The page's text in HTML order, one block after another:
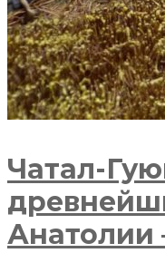
Чатал-
Анатолии